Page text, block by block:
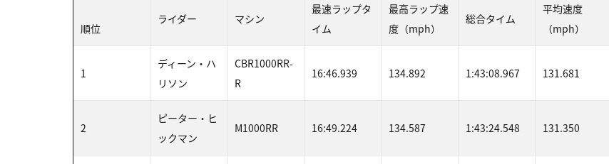
順位
ライダー マシン
最速ラップタ
イム
最高ラップ速
度（mph）
総合タイム
平均速度
（mph）
1
ディーン・ハ
リソン
CBR1000RR-
R
16:46.939 134.892 1:43:08.967 131.681
2
ピーター・ヒ
ックマン
M1000RR 16:49.224 134.587 1:43:24.548 131.350